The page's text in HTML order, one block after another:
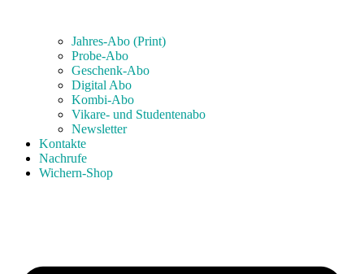
Jahres-Abo (Print)
Probe-Abo
Geschenk-Abo
Digital Abo
Kombi-Abo
Vikare- und Studentenabo
Newsletter
Kontakte
Nachrufe
Wichern-Shop